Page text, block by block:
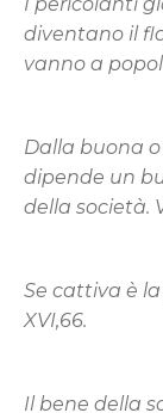
diventano il
vanno a
Dalla buona
dipende un
della società.
Se cattiva è
XVI,66.
Il bene della